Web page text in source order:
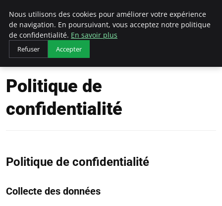
LECFCM
Accueil Politique de confidentialité
Politique de
confidentialité
Politique de confidentialité
Collecte des données
Nous utilisons des cookies pour améliorer votre expérience
de navigation. En poursuivant, vous acceptez notre politique
de confidentialité. En savoir plus
Refuser Accepter